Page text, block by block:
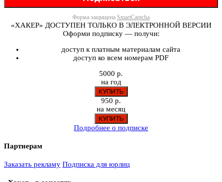
Форма защищена SmartCaptcha
«ХАКЕР» ДОСТУПЕН ТОЛЬКО В ЭЛЕКТРОННОЙ ВЕРСИИ
Оформи подписку — получи:
доступ к платным материалам сайта
доступ ко всем номерам PDF
5000 р.
на год
950 р.
на месяц
Подробнее о подписке
Партнерам
Заказать рекламу Подписка для юрлиц